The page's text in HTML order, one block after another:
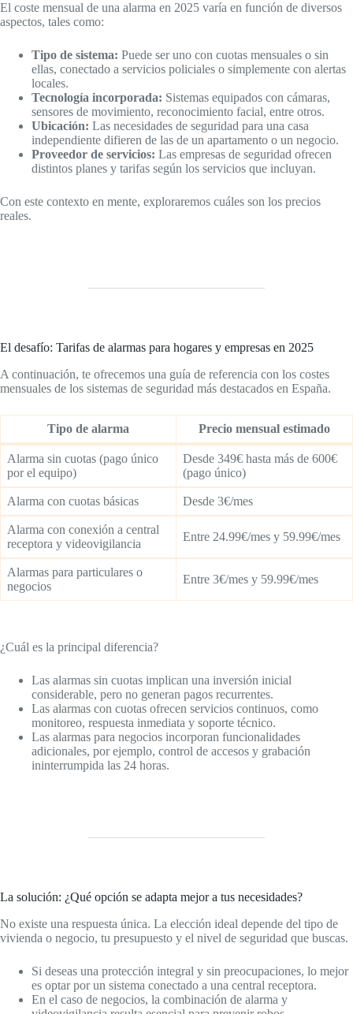
El coste mensual de una alarma en 2025 varía en función de diversos
aspectos, tales como:
Tipo de sistema: Puede ser uno con cuotas mensuales o sin
ellas, conectado a servicios policiales o simplemente con alertas
locales.
Tecnología incorporada: Sistemas equipados con cámaras,
sensores de movimiento, reconocimiento facial, entre otros.
Ubicación: Las necesidades de seguridad para una casa
independiente difieren de las de un apartamento o un negocio.
Proveedor de servicios: Las empresas de seguridad ofrecen
distintos planes y tarifas según los servicios que incluyan.
Con este contexto en mente, exploraremos cuáles son los precios
reales.
El desafío: Tarifas de alarmas para hogares y empresas en 2025
A continuación, te ofrecemos una guía de referencia con los costes
mensuales de los sistemas de seguridad más destacados en España.
Tipo de alarma Precio mensual estimado
Alarma sin cuotas (pago único
por el equipo)
Desde 349€ hasta más de 600€
(pago único)
Alarma con cuotas básicas Desde 3€/mes
Alarma con conexión a central
receptora y videovigilancia
Entre 24.99€/mes y 59.99€/mes
Alarmas para particulares o
negocios
Entre 3€/mes y 59.99€/mes
¿Cuál es la principal diferencia?
Las alarmas sin cuotas implican una inversión inicial
considerable, pero no generan pagos recurrentes.
Las alarmas con cuotas ofrecen servicios continuos, como
monitoreo, respuesta inmediata y soporte técnico.
Las alarmas para negocios incorporan funcionalidades
adicionales, por ejemplo, control de accesos y grabación
ininterrumpida las 24 horas.
La solución: ¿Qué opción se adapta mejor a tus necesidades?
No existe una respuesta única. La elección ideal depende del tipo de
vivienda o negocio, tu presupuesto y el nivel de seguridad que buscas.
Si deseas una protección integral y sin preocupaciones, lo mejor
es optar por un sistema conectado a una central receptora.
En el caso de negocios, la combinación de alarma y